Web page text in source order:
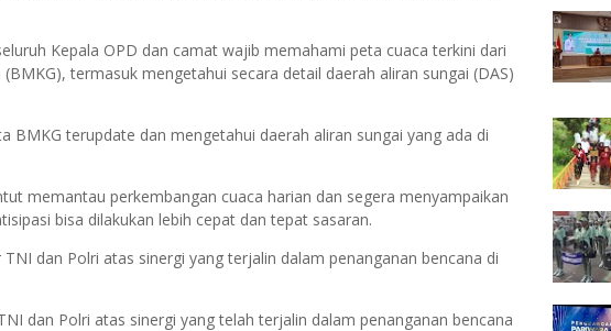
Kepala OPD dan camat wajib memahami peta cuaca terkini dari
termasuk mengetahui secara detail daerah aliran sungai (DAS)
BMKG terupdate dan mengetahui daerah aliran sungai yang ada di
memantau perkembangan cuaca harian dan segera menyampaikan
bisa dilakukan lebih cepat dan tepat sasaran.
dan Polri atas sinergi yang terjalin dalam penanganan bencana di
dan Polri atas sinergi yang telah terjalin dalam penanganan bencana